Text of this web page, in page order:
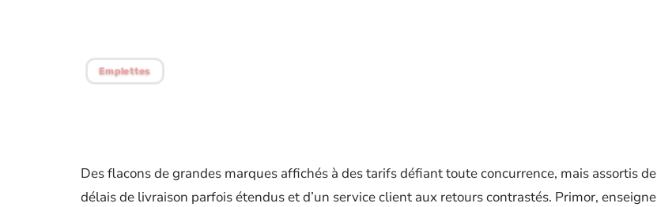
Emplettes
Des flacons de grandes marques affichés à des tarifs défiant toute concurrence, mais assortis de
délais de livraison parfois étendus et d’un service client aux retours contrastés. Primor, enseigne